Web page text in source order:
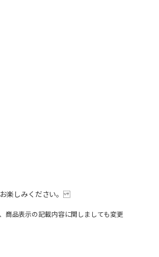
お楽しみください。
商品表示の記載内容に関しましても変更